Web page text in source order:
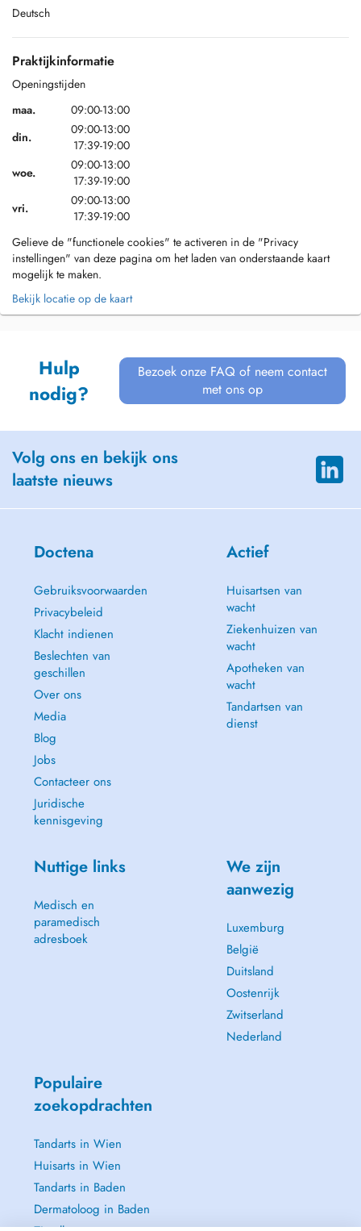
Deutsch
Praktijkinformatie
Openingstijden
maa.
09:00-13:00
din.
09:00-13:00
17:39-19:00
woe.
09:00-13:00
17:39-19:00
vri.
09:00-13:00
17:39-19:00
Gelieve de "functionele cookies" te activeren in de "Privacy
instellingen" van deze pagina om het laden van onderstaande kaart
mogelijk te maken.
Bekijk locatie op de kaart
Hulp
nodig?
Bezoek onze FAQ of neem contact
met ons op
Volg ons en bekijk ons
laatste nieuws
Doctena
Gebruiksvoorwaarden
Privacybeleid
Klacht indienen
Beslechten van
geschillen
Over ons
Media
Blog
Jobs
Contacteer ons
Juridische
kennisgeving
Actief
Huisartsen van
wacht
Ziekenhuizen van
wacht
Apotheken van
wacht
Tandartsen van
dienst
Nuttige links
Medisch en
paramedisch
adresboek
We zijn
aanwezig
Luxemburg
België
Duitsland
Oostenrijk
Zwitserland
Nederland
Populaire
zoekopdrachten
Tandarts in Wien
Huisarts in Wien
Tandarts in Baden
Dermatoloog in Baden